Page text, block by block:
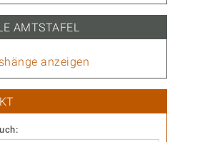
AMTSTAFEL
anzeigen